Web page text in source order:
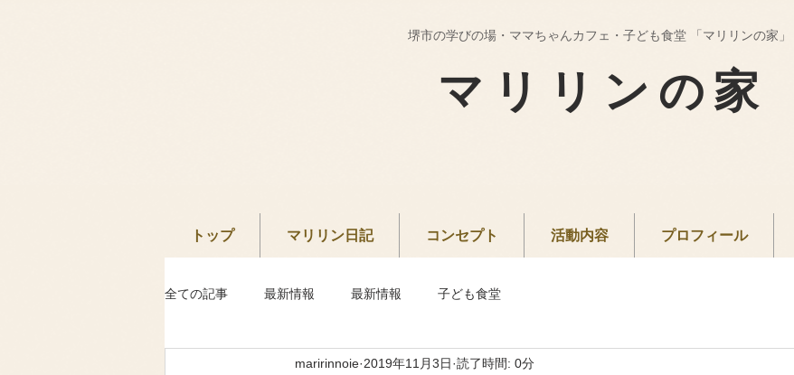
堺市の学びの場・ママちゃんカフェ・子ども食堂 「マリリンの家」
マリリンの家
トップ マリリン日記 コンセプト 活動内容 プロフィール
全ての記事 最新情報 最新情報 子ども食堂
maririnnoie 2019年11月3日 読了時間: 0分